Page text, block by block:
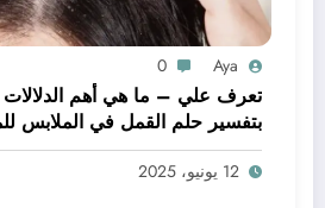
Aya
0
تعرف علي – ما هي أهم الدلالات
بتفسير حلم القمل في الملابس
ابن سيرين؟ – بالتفصيل
12 يونيو، 2025